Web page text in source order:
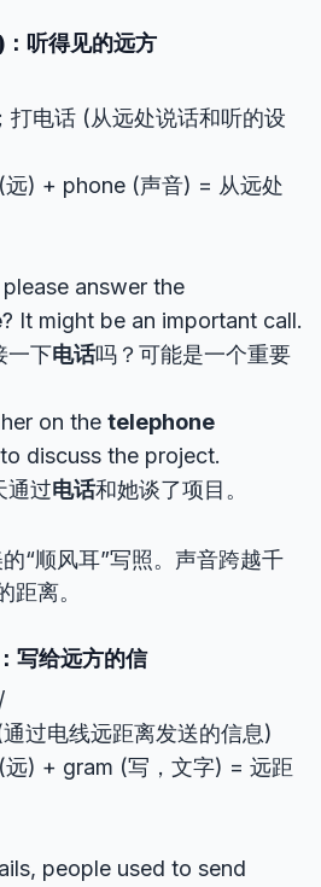
听得见的远方
打电话 (从远处说话和听的设
) + phone (声音) = 从远处
answer the
? It might be an important call.
一下电话吗？可能是一个重要
on the telephone
discuss the project.
通过电话和她谈了项目。
“顺风耳”写照。声音跨越千
距离。
给远方的信
过电线远距离发送的信息)
) + gram (写，文字) = 远距
people used to send